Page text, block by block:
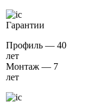
Гарантии
Профиль — 40
лет
Монтаж — 7
лет